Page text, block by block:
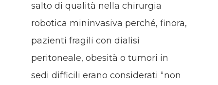
salto di qualità nella chirurgia
robotica mininvasiva perché, finora,
pazienti fragili con dialisi
peritoneale, obesità o tumori in
sedi difficili erano considerati “non